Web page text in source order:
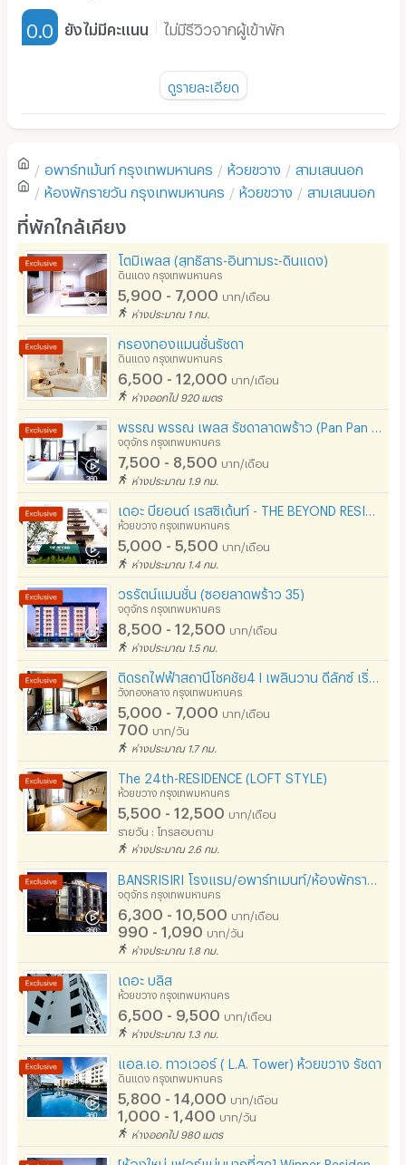
เฟอร์นิเจอร์-ตู้, เตียง
เครื่องทำน้ำอุ่น
โซฟา
เตาปรุงอาหาร
อนุญาตให้เลี้ยงสัตว์
อนุญาตให้สูบบุหรี่ในห้องพัก
โทรศัพท์สายตรง
ที่จอดรถ
ลิฟต์
สระว่ายน้ำ
โรงยิม / ฟิตเนส
อินเทอร์เน็ตไร้สาย (WIFI) ในห้อง
เคเบิลทีวี / ดาวเทียม
มีระบบรักษาความปลอดภัย (keycard)
มีระบบรักษาความปลอดภัย (สแกนลายนิ้วมือ)
กล้องวงจรปิด (CCTV)
รปภ.
ร้านค้า สะดวกซื้อ
ร้านซัก-รีด / มีบริการเครื่องซักผ้า
ร้านทำผม-เสริมสวย
สถานี charge รถไฟฟ้า
0.0 ยังไม่มีคะแนน ไม่มีรีวิวจากผู้เข้าพัก
ยังไม่มีรีวิวของอพาร์ทเม้นท์นี้
เขียนรีวิวแรกของอพาร์ทเม้นท์นี้
ดูรายละเอียด
อพาร์ทเม้นท์ กรุงเทพมหานคร ห้วยขวาง สามเสนนอก
ห้องพักรายวัน กรุงเทพมหานคร ห้วยขวาง สามเสนนอก
ที่พักใกล้เคียง
โตมิเพลส (สุทธิสาร-อินทามระ-ดินแดง)
ดินแดง กรุงเทพมหานคร
5,900 - 7,000 บาท/เดือน
ห่างประมาณ 1 กม.
กรองทองแมนชั่นรัชดา
ดินแดง กรุงเทพมหานคร
6,500 - 12,000 บาท/เดือน
ห่างออกไป 920 เมตร
จตุจักร กรุงเทพมหานคร
7,500 - 8,500 บาท/เดือน
ห่างประมาณ 1.9 กม.
ห้วยขวาง กรุงเทพมหานคร
5,000 - 5,500 บาท/เดือน
ห่างประมาณ 1.4 กม.
วรรัตน์แมนชั่น (ซอยลาดพร้าว 35)
จตุจักร กรุงเทพมหานคร
8,500 - 12,500 บาท/เดือน
ห่างประมาณ 1.5 กม.
วังทองหลาง กรุงเทพมหานคร
5,000 - 7,000 บาท/เดือน
700 บาท/วัน
ห่างประมาณ 1.7 กม.
The 24th-RESIDENCE (LOFT STYLE)
ห้วยขวาง กรุงเทพมหานคร
5,500 - 12,500 บาท/เดือน
รายวัน : โทรสอบถาม
ห่างประมาณ 2.6 กม.
จตุจักร กรุงเทพมหานคร
6,300 - 10,500 บาท/เดือน
990 - 1,090 บาท/วัน
ห่างประมาณ 1.8 กม.
เดอะ บลิส
ห้วยขวาง กรุงเทพมหานคร
6,500 - 9,500 บาท/เดือน
ห่างประมาณ 1.3 กม.
แอล.เอ. ทาวเวอร์ ( L.A. Tower) ห้วยขวาง รัชดา
ดินแดง กรุงเทพมหานคร
5,800 - 14,000 บาท/เดือน
1,000 - 1,400 บาท/วัน
ห่างออกไป 980 เมตร